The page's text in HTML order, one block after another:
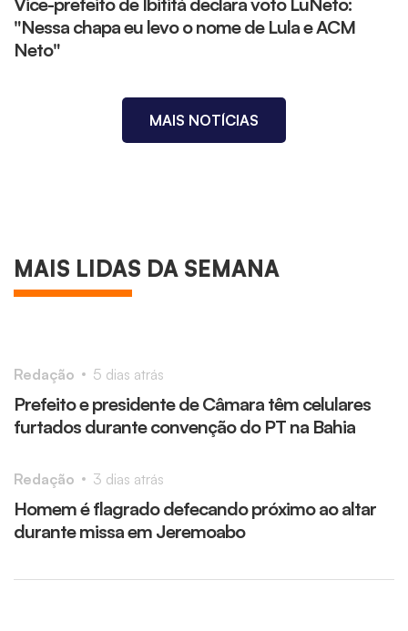
"Nessa chapa eu levo o nome de Lula e ACM
Neto"
MAIS NOTÍCIAS
MAIS LIDAS DA SEMANA
Jornalista e comentarista esportivo
Darino Sena é socorrido pelo Samu após
Prefeito e presidente de Câmara têm celulares
furtados durante convenção do PT na Bahia
Redação 5 dias atrás
Homem é flagrado defecando próximo ao altar
durante missa em Jeremoabo
Redação 3 dias atrás